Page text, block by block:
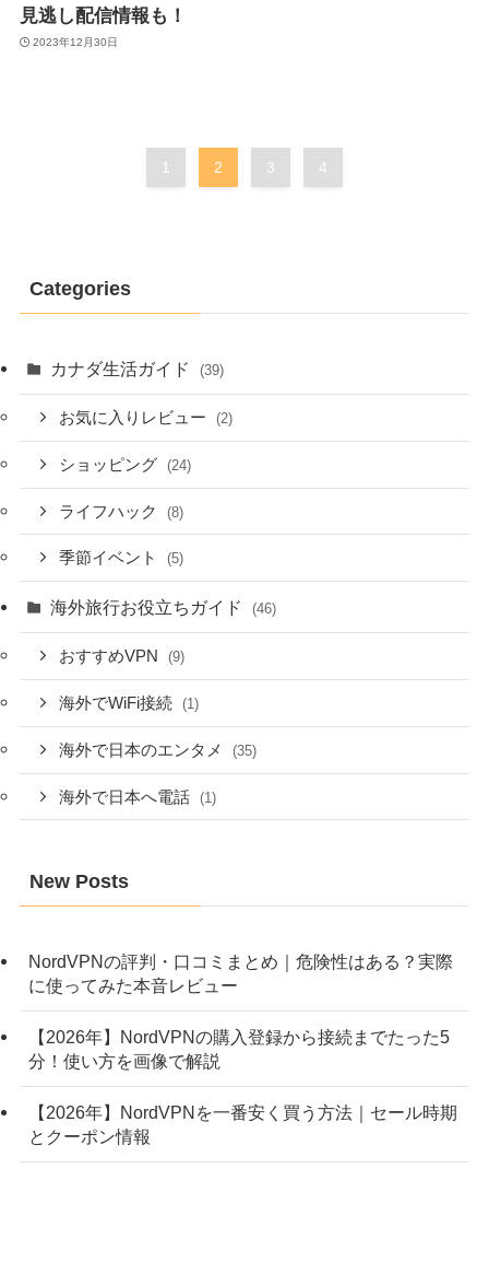
見逃し配信情報も！
2023年12月30日
1 2 3 4
Categories
カナダ生活ガイド (39)
お気に入りレビュー (2)
ショッピング (24)
ライフハック (8)
季節イベント (5)
海外旅行お役立ちガイド (46)
おすすめVPN (9)
海外でWiFi接続 (1)
海外で日本のエンタメ (35)
海外で日本へ電話 (1)
New Posts
NordVPNの評判・口コミまとめ｜危険性はある？実際
に使ってみた本音レビュー
【2026年】NordVPNの購入登録から接続までたった5
分！使い方を画像で解説
【2026年】NordVPNを一番安く買う方法｜セール時期
とクーポン情報